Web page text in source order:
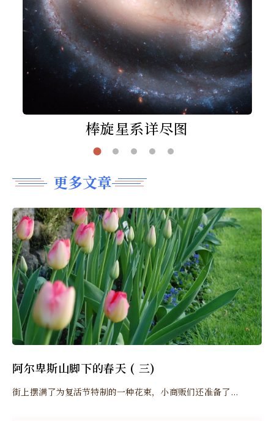
棒旋星系详尽图
更多文章
阿尔卑斯山脚下的春天 ( 三)
街上摆满了为复活节特制的一种花束，小商贩们还准备了...